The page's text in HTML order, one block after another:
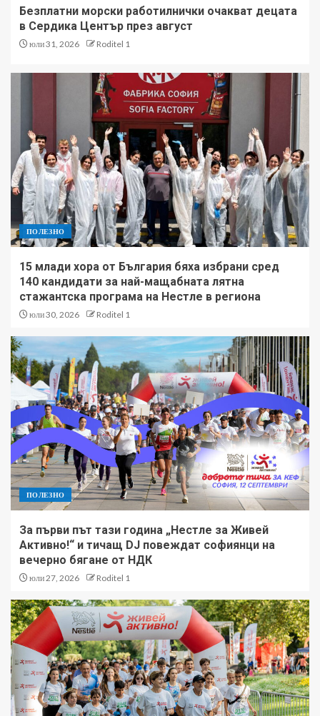
Безплатни морски работилнички очакват децата
в Сердика Център през август
юли 31, 2026 Roditel 1
ПОЛЕЗНО
15 млади хора от България бяха избрани сред
140 кандидати за най-мащабната лятна
стажантска програма на Нестле в региона
юли 30, 2026 Roditel 1
ПОЛЕЗНО
За първи път тази година „Нестле за Живей
Активно!“ и тичащ DJ повеждат софиянци на
вечерно бягане от НДК
юли 27, 2026 Roditel 1